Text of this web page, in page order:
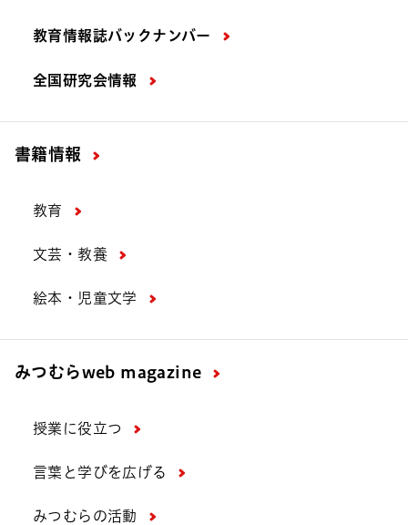
教育情報誌バックナンバー
全国研究会情報
書籍情報
教育
文芸・教養
絵本・児童文学
みつむらweb magazine
授業に役立つ
言葉と学びを広げる
みつむらの活動